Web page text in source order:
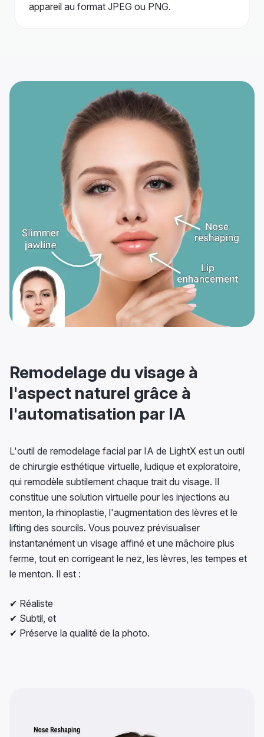
appareil au format JPEG ou PNG.
Remodelage du visage à
l'aspect naturel grâce à
l'automatisation par IA
L'outil de remodelage facial par IA de LightX est un outil
de chirurgie esthétique virtuelle, ludique et exploratoire,
qui remodèle subtilement chaque trait du visage. Il
constitue une solution virtuelle pour les injections au
menton, la rhinoplastie, l'augmentation des lèvres et le
lifting des sourcils. Vous pouvez prévisualiser
instantanément un visage affiné et une mâchoire plus
ferme, tout en corrigeant le nez, les lèvres, les tempes et
le menton. Il est :
✔ Réaliste
✔ Subtil, et
✔ Préserve la qualité de la photo.